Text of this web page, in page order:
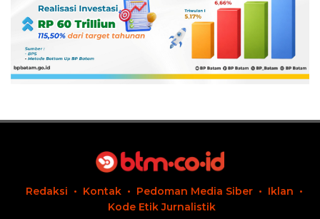
Redaksi Kontak Pedoman Media Siber
Iklan
Kode Etik Jurnalistik